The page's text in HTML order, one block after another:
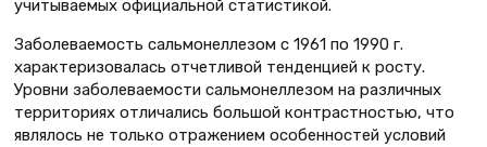
учитываемых официальной статистикой.
Заболеваемость сальмонеллезом с 1961 по 1990 г.
характеризовалась отчетливой тенденцией к росту.
Уровни заболеваемости сальмонеллезом на различных
территориях отличались большой контрастностью, что
являлось не только отражением особенностей условий